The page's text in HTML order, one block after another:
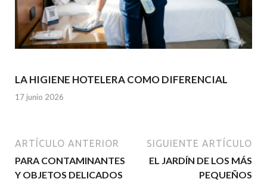
LA HIGIENE HOTELERA COMO DIFERENCIAL
17 junio 2026
ARTÍCULO ANTERIOR
PARA CONTAMINANTES
Y OBJETOS DELICADOS
SIGUIENTE ARTÍCULO
EL JARDÍN DE LOS MÁS
PEQUEÑOS